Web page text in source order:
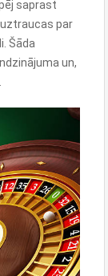
saprast
par
Šāda
un,